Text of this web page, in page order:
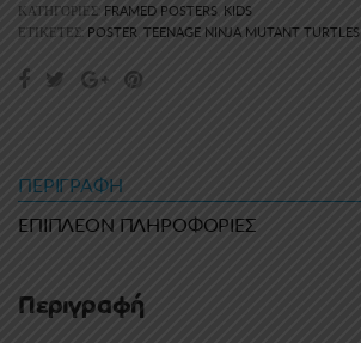
ΚΑΤΗΓΟΡΊΕΣ: FRAMED POSTERS KIDS
ΕΤΙΚΈΤΕΣ: POSTER TEENAGE NINJA MUTANT TURTLES
ΠΕΡΙΓΡΑΦΉ
ΕΠΙΠΛΈΟΝ ΠΛΗΡΟΦΟΡΊΕΣ
Περιγραφή